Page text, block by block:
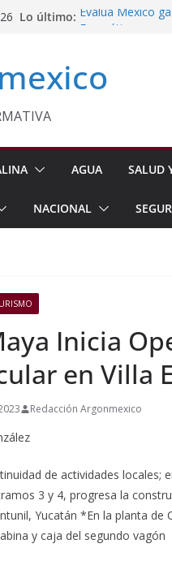
Lo último: Evalúa México
Texcoco
Aseguran Casi
Michoacán
AGUA SALUD
NACIONAL
Inicia
en Villa
Redacción Argonmexico
de actividades locales;
3 y 4, progresa la
Yucatán *En la planta de
y caja del segundo vagón